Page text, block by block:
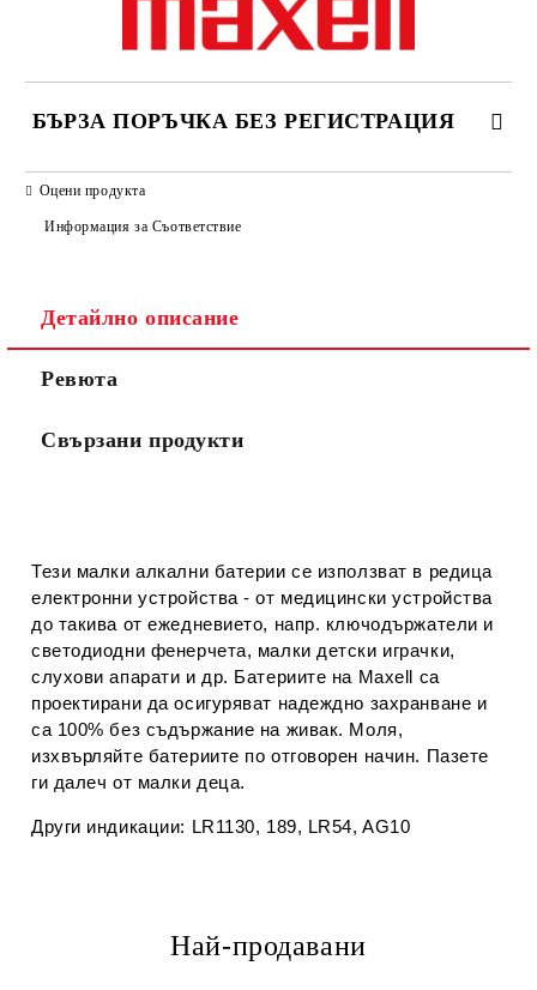
БЪРЗА ПОРЪЧКА БЕЗ РЕГИСТРАЦИЯ
Съгласен съм с
Ние ще се свържем с вас в рамките на работния ден.
Оцени продукта
Информация за Съответствие
Детайлно описание
Ревюта
Свързани продукти
Тези малки алкални батерии се използват в редица
електронни устройства - от медицински устройства
до такива от ежедневието, напр. ключодържатели и
светодиодни фенерчета, малки детски играчки,
слухови апарати и др. Батериите на Maxell са
проектирани да осигуряват надеждно захранване и
са 100% без съдържание на живак. Моля,
изхвърляйте батериите по отговорен начин. Пазете
ги далеч от малки деца.
Други индикации: LR1130, 189, LR54, AG10
Най-продавани